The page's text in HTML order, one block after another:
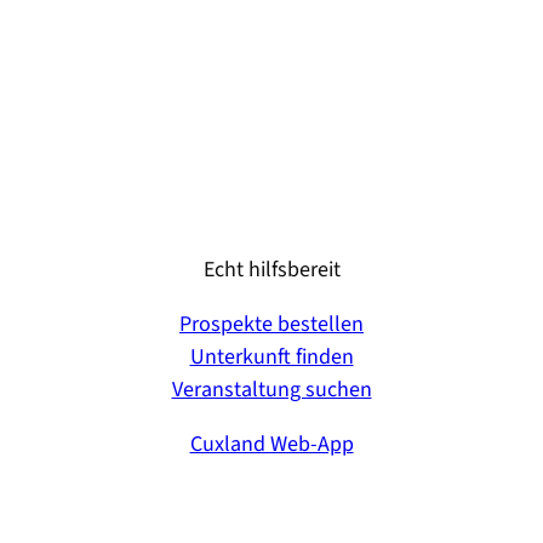
Echt hilfsbereit
Prospekte bestellen
Unterkunft finden
Veranstaltung suchen
Cuxland Web-App